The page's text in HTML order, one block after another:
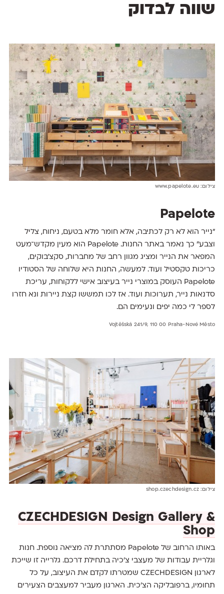
שווה לבדוק
צילום: www.papelote.eu
Papelote
"נייר הוא לא רק לכתיבה, אלא חומר מלא בטעם, ניחוח, צליל
וצבע" כך נאמר באתר החנות. Papelote הוא מעין מקדש־מעט
המפאר את הנייר ומציג מגוון רחב של מחברות, סקצ'בוקים,
כריכות טקסטיל ועוד. למעשה, החנות היא שלוחה של הסטודיו
Papelote העוסק במוצרי נייר בעיצוב אישי ללקוחות, עריכת
סדנאות נייר, תערוכות ועוד. אז לכו תמששו קצת ניירות ונא חזרו
לספר לי כמה יפים ונעימים הם.
Vojtěšská 241/9, 110 00 Praha-Nové Město
צילום: shop.czechdesign.cz
CZECHDESIGN Design Gallery &
Shop
באותו הרחוב של Papelote מסתתרת לה מציאה נוספת. חנות
וגלריית עבודות של מעצבי צ'כיה בתחילת דרכם. גלרייה זו שייכת
לארגון CZECHDESIGN שמטרתו לקדם את העיצוב, על כל
תחומיו, ברפובליקה הצ'כית. הארגון מעביר למעצבים הצעירים